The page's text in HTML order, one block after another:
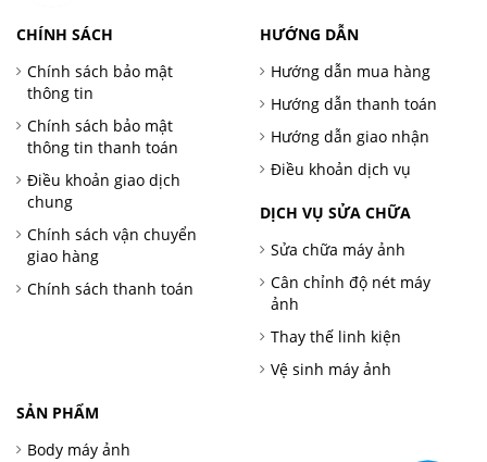
CHÍNH SÁCH
Chính sách bảo mật
thông tin
Chính sách bảo mật
thông tin thanh toán
Điều khoản giao dịch
chung
Chính sách vận chuyển
giao hàng
Chính sách thanh toán
HƯỚNG DẪN
Hướng dẫn mua hàng
Hướng dẫn thanh toán
Hướng dẫn giao nhận
Điều khoản dịch vụ
DỊCH VỤ SỬA CHỮA
Sửa chữa máy ảnh
Cân chỉnh độ nét máy
ảnh
Thay thế linh kiện
Vệ sinh máy ảnh
SẢN PHẨM
Body máy ảnh